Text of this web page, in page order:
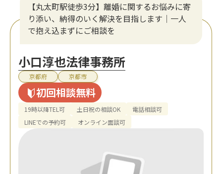
【丸太町駅徒歩3分】離婚に関するお悩みに寄
り添い、納得のいく解決を目指します｜一人
で抱え込まずにご相談を
小口淳也法律事務所
京都府 京都市
初回相談無料
19時以降TEL可 土日祝の相談OK
電話相談可
LINEでの予約可
オンライン面談可